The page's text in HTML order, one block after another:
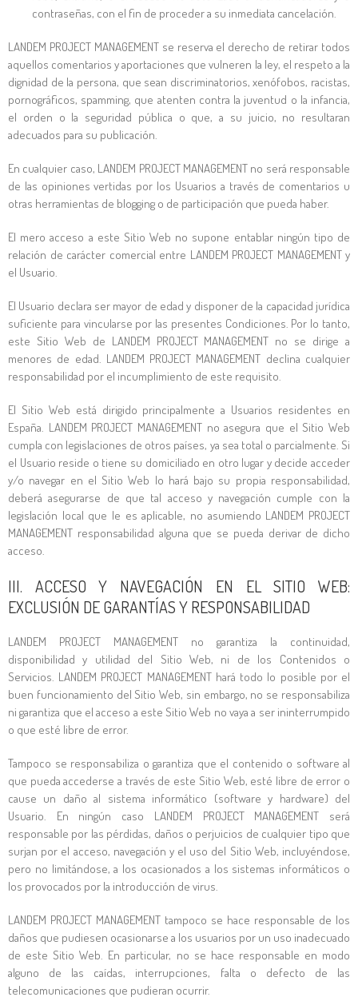
contraseñas, con el fin de proceder a su inmediata cancelación.
LANDEM PROJECT MANAGEMENTse reserva el derecho de retirar todos
aquellos comentarios y aportaciones que vulneren la ley, el respeto a la
dignidad de la persona, que sean discriminatorios, xenófobos, racistas,
pornográficos, spamming, que atenten contra la juventud o la infancia,
el orden o la seguridad pública o que, a su juicio, no resultaran
adecuados para su publicación.
En cualquier caso, LANDEM PROJECT MANAGEMENTno será responsable
de las opiniones vertidas por los Usuarios a través de comentarios u
otras herramientas de blogging o de participación que pueda haber.
El mero acceso a este Sitio Web no supone entablar ningún tipo de
relación de carácter comercial entre LANDEM PROJECT MANAGEMENTy
el Usuario.
El Usuario declara ser mayor de edad y disponer de la capacidad jurídica
suficiente para vincularse por las presentes Condiciones. Por lo tanto,
este Sitio Web de LANDEM PROJECT MANAGEMENT no se dirige a
menores de edad. LANDEM PROJECT MANAGEMENT declina cualquier
responsabilidad por el incumplimiento de este requisito.
El Sitio Web está dirigido principalmente a Usuarios residentes en
España. LANDEM PROJECT MANAGEMENT no asegura que el Sitio Web
cumpla con legislaciones de otros países, ya sea total o parcialmente. Si
el Usuario reside o tiene su domiciliado en otro lugar y decide acceder
y/o navegar en el Sitio Web lo hará bajo su propia responsabilidad,
deberá asegurarse de que tal acceso y navegación cumple con la
legislación local que le es aplicable, no asumiendo LANDEM PROJECT
MANAGEMENT responsabilidad alguna que se pueda derivar de dicho
acceso.
III. ACCESO Y NAVEGACIÓN EN EL SITIO WEB:
EXCLUSIÓN DE GARANTÍAS Y RESPONSABILIDAD
LANDEM PROJECT MANAGEMENT no garantiza la continuidad,
disponibilidad y utilidad del Sitio Web, ni de los Contenidos o
Servicios. LANDEM PROJECT MANAGEMENThará todo lo posible por el
buen funcionamiento del Sitio Web, sin embargo, no se responsabiliza
ni garantiza que el acceso a este Sitio Web no vaya a ser ininterrumpido
o que esté libre de error.
Tampoco se responsabiliza o garantiza que el contenido o software al
que pueda accederse a través de este Sitio Web, esté libre de error o
cause un daño al sistema informático (software y hardware) del
Usuario. En ningún caso LANDEM PROJECT MANAGEMENT será
responsable por las pérdidas, daños o perjuicios de cualquier tipo que
surjan por el acceso, navegación y el uso del Sitio Web, incluyéndose,
pero no limitándose, a los ocasionados a los sistemas informáticos o
los provocados por la introducción de virus.
LANDEM PROJECT MANAGEMENT tampoco se hace responsable de los
daños que pudiesen ocasionarse a los usuarios por un uso inadecuado
de este Sitio Web. En particular, no se hace responsable en modo
alguno de las caídas, interrupciones, falta o defecto de las
telecomunicaciones que pudieran ocurrir.